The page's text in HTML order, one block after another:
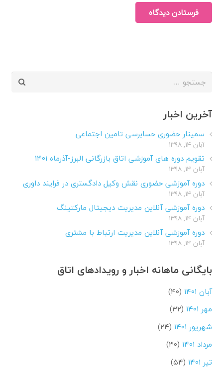
فرستادن دیدگاه
جستجو
آخرین اخبار
سمینار حضوری حسابرسی تامین اجتماعی
آبان ۱۴, ۱۳۹۸
تقویم دوره های آموزشی اتاق بازرگانی البرز-آذرماه ۱۴۰۱
آبان ۱۴, ۱۳۹۸
دوره آموزشی حضوری نقش وکیل دادگستری در فرایند داوری
آبان ۱۴, ۱۳۹۸
دوره آموزشی آنلاین مدیریت دیجیتال مارکتینگ
آبان ۱۴, ۱۳۹۸
دوره آموزشی آنلاین مدیریت ارتباط با مشتری
آبان ۱۴, ۱۳۹۸
بایگانی ماهانه اخبار و رویدادهای اتاق
آبان ۱۴۰۱
(۴۰)
مهر ۱۴۰۱
(۳۲)
شهریور ۱۴۰۱
(۲۴)
مرداد ۱۴۰۱
(۳۰)
تیر ۱۴۰۱
(۵۴)